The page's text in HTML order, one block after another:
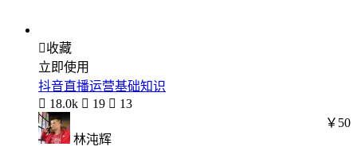
收藏
立即使用
抖音直播运营基础知识
 18.0k  19  13
林沌辉
￥50